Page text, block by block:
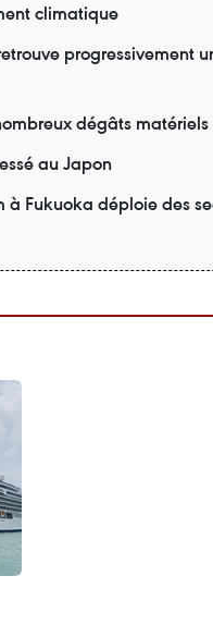
climatique
progressivement
dégâts matériels
au Japon
Fukuoka déploie des